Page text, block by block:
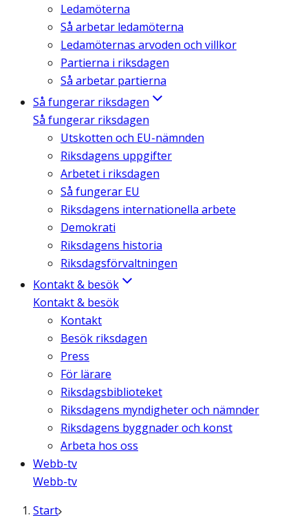
Ledamöterna
Så arbetar ledamöterna
Ledamöternas arvoden och villkor
Partierna i riksdagen
Så arbetar partierna
Så fungerar riksdagen
Så fungerar riksdagen
Utskotten och EU-nämnden
Riksdagens uppgifter
Arbetet i riksdagen
Så fungerar EU
Riksdagens internationella arbete
Demokrati
Riksdagens historia
Riksdagsförvaltningen
Kontakt & besök
Kontakt & besök
Kontakt
Besök riksdagen
Press
För lärare
Riksdagsbiblioteket
Riksdagens myndigheter och nämnder
Riksdagens byggnader och konst
Arbeta hos oss
Webb-tv
Webb-tv
Start